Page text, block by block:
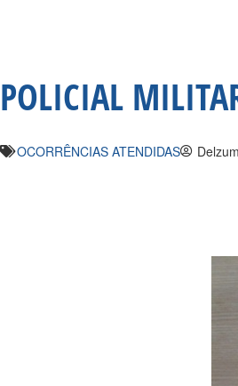
POLICIAL
OCORRÊNCIAS ATENDIDAS